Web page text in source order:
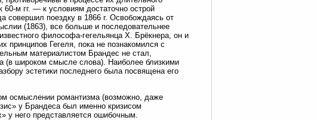
60-м гг. — к условиям достаточно острой
совершил поездку в 1866 г. Освобождаясь от
(1863), все больше и последовательнее
философа-гегельянца Х. Брёкнера, он и
принципов Гегеля, пока не познакомился с
материалистом Брандес не стал,
(в широком смысле слова). Наиболее близкими
эстетики последнего была посвящена его
осмыслении романтизма (возможно, даже
у Брандеса был именно кризисом
у него представляется ошибочным.